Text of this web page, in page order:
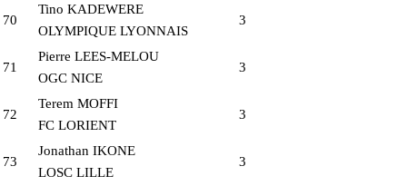
70
Tino KADEWERE
OLYMPIQUE LYONNAIS
3
71
Pierre LEES-MELOU
OGC NICE
3
72
Terem MOFFI
FC LORIENT
3
73
Jonathan IKONE
LOSC LILLE
3